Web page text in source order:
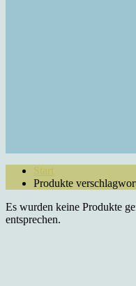
Start
Produkte
Es wurden keine Produkte
entsprechen.